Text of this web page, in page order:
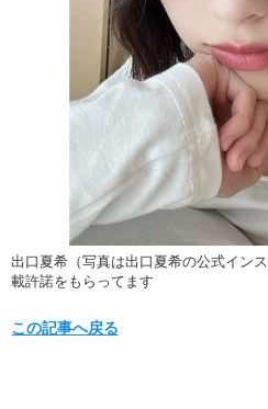
出口夏希（写真は出口夏希の公式イン
載許諾をもらってます
この記事へ戻る